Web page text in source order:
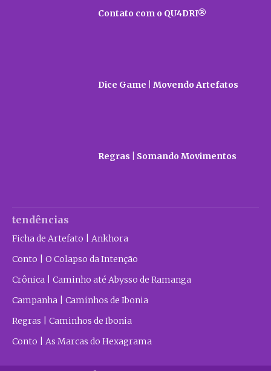
Contato com o QU4DRI®
Dice Game | Movendo Artefatos
Regras | Somando Movimentos
tendências
Ficha de Artefato | Ankhora
Conto | O Colapso da Intenção
Crônica | Caminho até Abysso de Ramanga
Campanha | Caminhos de Ibonia
Regras | Caminhos de Ibonia
Conto | As Marcas do Hexagrama